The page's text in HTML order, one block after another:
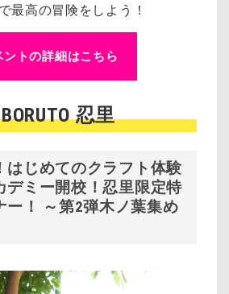
最高の冒険をしよう！
ントの詳細はこちら
忍里
はじめてのクラフト体験
デミー開校！忍里限定特
ー！ ～第2弾木ノ葉集め